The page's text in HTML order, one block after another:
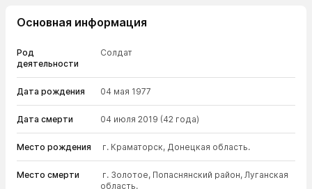
Основная информация
Род
деятельности
Cолдат
Дата рождения 04 мая 1977
Дата смерти 04 июля 2019 (42 года)
Место рождения г. Краматорск, Донецкая область.
Место смерти
г. Золотое, Попаснянский район, Луганская
область.